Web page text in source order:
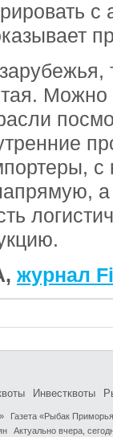
Можно
, журнал
Инвестквоты
Газета «Рыбак
Актуально вчера,